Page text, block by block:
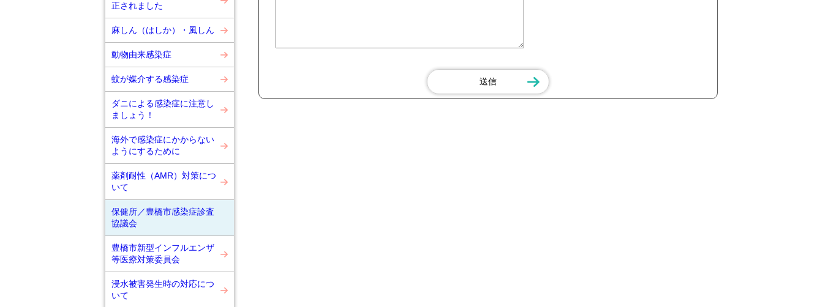
正されました
麻しん（はしか）・風しん
動物由来感染症
蚊が媒介する感染症
ダニによる感染症に注意し
ましょう！
海外で感染症にかからない
ようにするために
薬剤耐性（AMR）対策につ
いて
保健所／豊橋市感染症診査
協議会
豊橋市新型インフルエンザ
等医療対策委員会
浸水被害発生時の対応につ
いて